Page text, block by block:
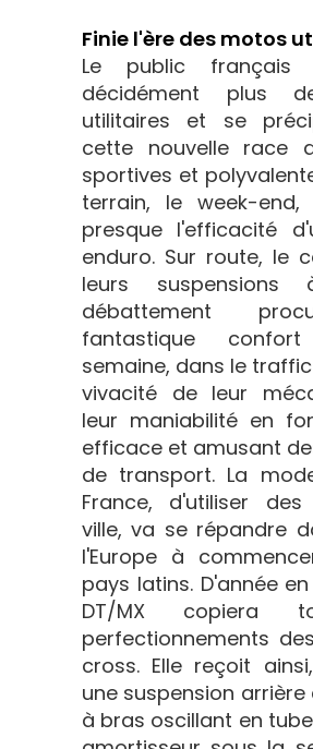
Finie l'ère des motos
Le public français
décidément plus
utilitaires et se
cette nouvelle race
sportives et
terrain, le week-
presque l'efficacité
enduro. Sur route, le
leurs suspensions
débattement
fantastique
semaine, dans le
vivacité de leur
leur maniabilité en
efficace et amusant
de transport. La
France, d'utiliser
ville, va se répandre
l'Europe à
pays latins. D'année
DT/MX copiera
perfectionnements
cross. Elle reçoit
une suspension arrière
à bras oscillant en